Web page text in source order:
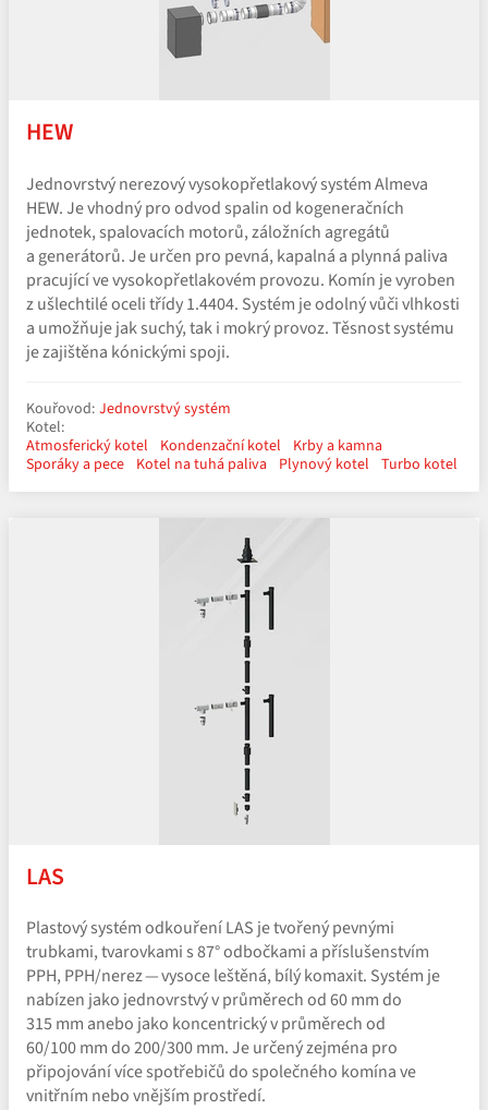
HEW
Jednovrstvý nerezový vysokopřetlakový systém Almeva
HEW. Je vhodný pro odvod spalin od kogeneračních
jednotek, spalovacích motorů, záložních agregátů
a generátorů. Je určen pro pevná, kapalná a plynná paliva
pracující ve vysokopřetlakovém provozu. Komín je vyroben
z ušlechtilé oceli třídy 1.4404. Systém je odolný vůči vlhkosti
a umožňuje jak suchý, tak i mokrý provoz. Těsnost systému
je zajištěna kónickými spoji.
Kouřovod: Jednovrstvý systém
Kotel:
Atmosferický kotel
Kondenzační kotel
Krby a kamna
Sporáky a pece Kotel na tuhá paliva Plynový kotel Turbo kotel
LAS
Plastový systém odkouření LAS je tvořený pevnými
trubkami, tvarovkami s 87° odbočkami a příslušenstvím
PPH, PPH/​nerez — vysoce leštěná, bílý komaxit. Systém je
nabízen jako jednovrstvý v průměrech od 60 mm do
315 mm anebo jako koncentrický v průměrech od
60/100 mm do 200/300 mm. Je určený zejména pro
připojování více spotřebičů do společného komína ve
vnitřním nebo vnějším prostředí.